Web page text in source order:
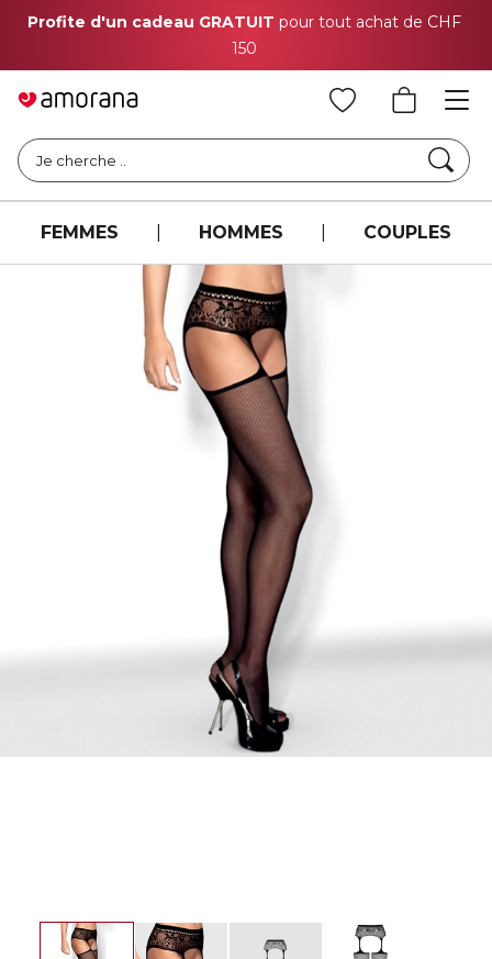
Profite d'un cadeau GRATUIT pour tout achat de CHF
150
Je cherche ..
FEMMES HOMMES COUPLES